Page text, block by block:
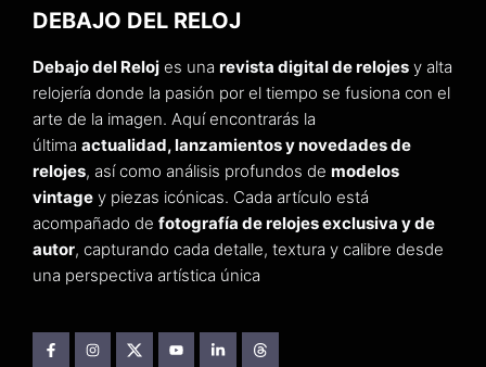
DEBAJO DEL RELOJ
Debajo del Reloj es una revista digital de relojes y alta
relojería donde la pasión por el tiempo se fusiona con el
arte de la imagen. Aquí encontrarás la
última actualidad, lanzamientos y novedades de
relojes, así como análisis profundos de modelos
vintage y piezas icónicas. Cada artículo está
acompañado de fotografía de relojes exclusiva y de
autor, capturando cada detalle, textura y calibre desde
una perspectiva artística única